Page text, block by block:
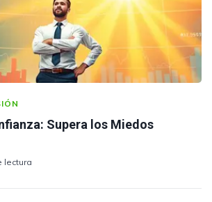
Supera los Miedos
lectura